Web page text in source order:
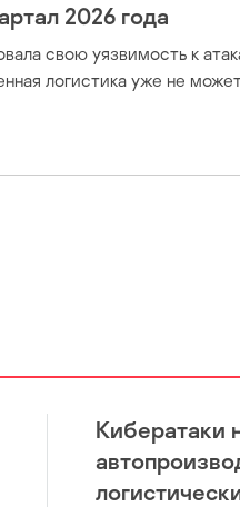
2026 года
свою уязвимость к
логистика уже не
Кибератаки